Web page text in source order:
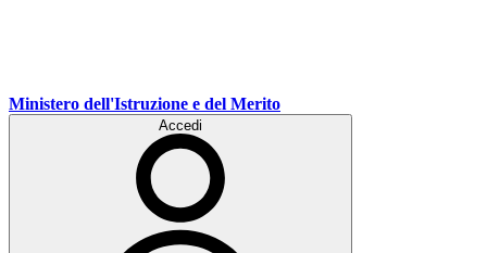
Ministero dell'Istruzione e del Merito
Accedi